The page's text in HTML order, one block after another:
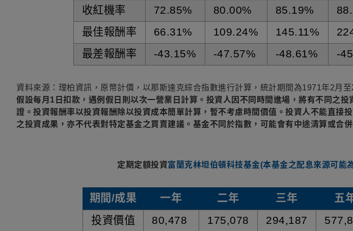
收紅機率
72.85% 80.00% 85.19%
最佳報酬率
66.31% 109.24% 145.11%
最差報酬率
-43.15% -47.57% -48.61% -
資料來源：理柏資訊，原幣計價，以那斯達克綜合指數進行計算，統計期間為1971年2月至
假設每月1日扣款，遇例假日則以次一營業日計算。投資人因不同時間進場，將有不同之
證。投資報酬率以投資報酬除以投資成本簡單計算，暫不考慮時間價值。投資人不能直接
之投資成果，亦不代表對特定基金之買賣建議。基金不同於指數，可能會有中途清算或合
定期定額投資富蘭克林坦伯頓科技基金(本基金之配息來源可能
資料表格
期間 /成果 一年 二年 三年 五
投資價值
80,478 175,078 294,187